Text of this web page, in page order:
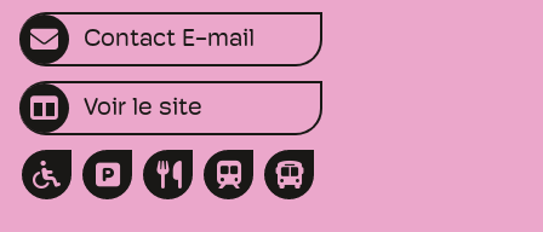
Contact E-mail
Voir le site